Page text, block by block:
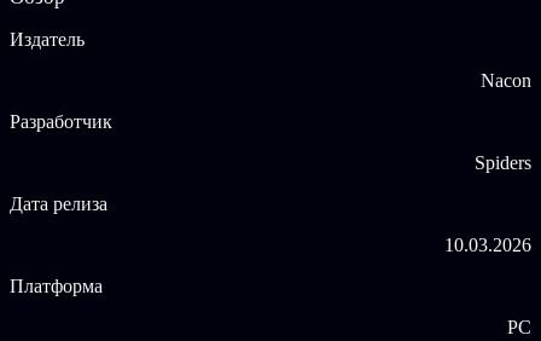
Издатель
Nacon
Разработчик
Spiders
Дата релиза
10.03.2026
Платформа
PC